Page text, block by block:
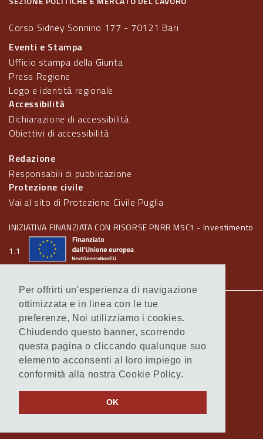
Per offrirti un'esperienza di navigazione
ottimizzata e in linea con le tue
preferenze, Noi utilizziamo i cookies.
Chiudendo questo banner, scorrendo
questa pagina o cliccando qualunque suo
elemento acconsenti al loro impiego in
conformità alla nostra Cookie Policy.
OK
Corso Sidney Sonnino 177 - 70121 Bari
Eventi e Stampa
Ufficio stampa della Giunta
Press Regione
Logo e identità regionale
Accessibilità
Dichiarazione di accessibilità
Obiettivi di accessibilità
Redazione
Responsabili di pubblicazione
Protezione civile
Vai al sito di Protezione Civile Puglia
INIZIATIVA FINANZIATA CON RISORSE PNRR M5C1 - Investimento
1.1
Note legali
Informativa Cookie
Informativa Privacy
Amministrazione trasparente
Atti di notifica
Feed RSS
Servizi Intranet